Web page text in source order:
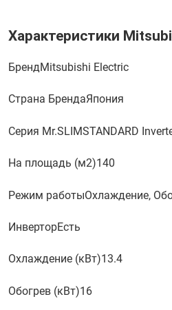
Характеристики
БрендMitsubishi Electric
Страна БрендаЯпония
Серия Mr.SLIMSTANDARD
На площадь (м2)140
Режим работыОхлаждение,
ИнверторЕсть
Охлаждение (кВт)13.4
Обогрев (кВт)16